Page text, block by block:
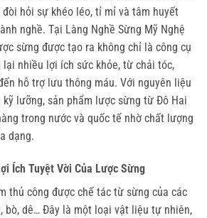
hỏi sự khéo léo, tỉ mỉ và tâm huyết
nghề. Tại Làng Nghề Sừng Mỹ Nghệ
sừng được tạo ra không chỉ là công cụ
lại nhiều lợi ích sức khỏe, từ chải tóc,
hỗ trợ lưu thông máu. Với nguyên liệu
lưỡng, sản phẩm lược sừng từ Đô Hai
trong nước và quốc tế nhờ chất lượng
dạng.
Ích Tuyệt Vời Của Lược Sừng
thủ công được chế tác từ sừng của các
bò, dê… Đây là một loại vật liệu tự nhiên,